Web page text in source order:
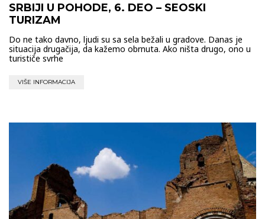
SRBIJI U POHODE, 6. DEO – SEOSKI
TURIZAM
Do ne tako davno, ljudi su sa sela bežali u gradove. Danas je
situacija drugačija, da kažemo obrnuta. Ako ništa drugo, ono u
turističe svrhe
VIŠE INFORMACIJA